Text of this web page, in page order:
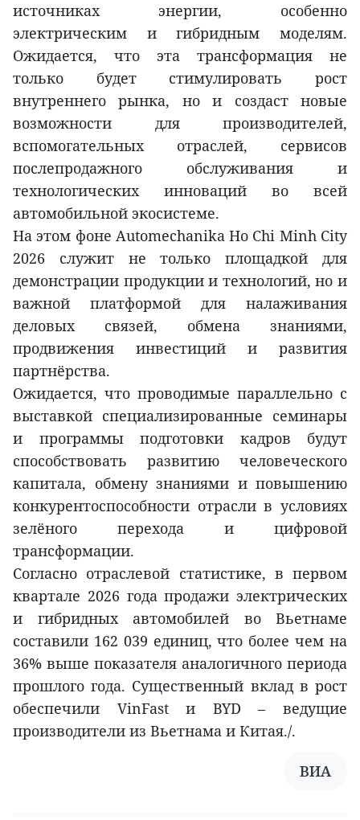
источниках энергии, особенно
электрическим и гибридным моделям.
Ожидается, что эта трансформация не
только будет стимулировать рост
внутреннего рынка, но и создаст новые
возможности для производителей,
вспомогательных отраслей, сервисов
послепродажного обслуживания и
технологических инноваций во всей
автомобильной экосистеме.
На этом фоне Automechanika Ho Chi Minh City
2026 служит не только площадкой для
демонстрации продукции и технологий, но и
важной платформой для налаживания
деловых связей, обмена знаниями,
продвижения инвестиций и развития
партнёрства.
Ожидается, что проводимые параллельно с
выставкой специализированные семинары
и программы подготовки кадров будут
способствовать развитию человеческого
капитала, обмену знаниями и повышению
конкурентоспособности отрасли в условиях
зелёного перехода и цифровой
трансформации.
Согласно отраслевой статистике, в первом
квартале 2026 года продажи электрических
и гибридных автомобилей во Вьетнаме
составили 162 039 единиц, что более чем на
36% выше показателя аналогичного периода
прошлого года. Существенный вклад в рост
обеспечили VinFast и BYD – ведущие
производители из Вьетнама и Китая./.
ВИА